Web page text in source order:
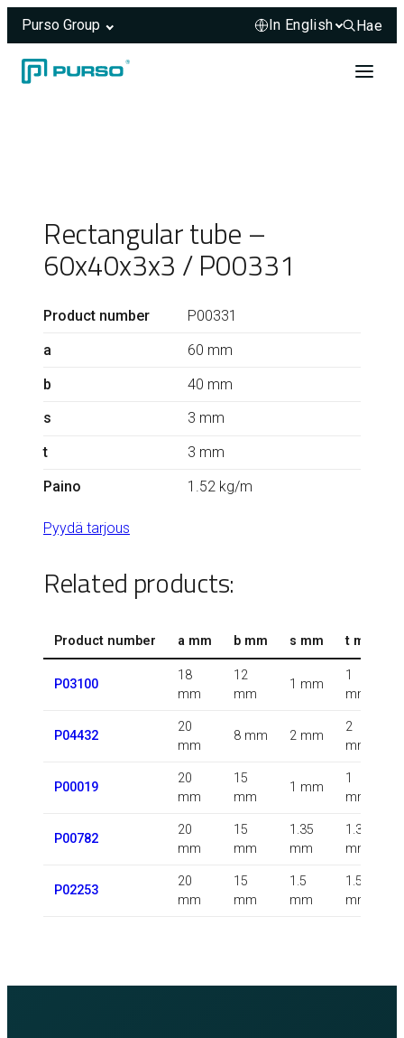
Purso Group
Hae
Hae
Rectangular tube –
60x40x3x3 / P00331
Product number
P00331
a
60 mm
b
40 mm
s
3 mm
t
3 mm
Paino
1.52 kg/m
Pyydä tarjous
Related products:
Product number a mm b mm s mm t mm
P03100
18
mm
12
mm
1 mm
1
mm
P04432
20
mm
8 mm 2 mm
2
mm
P00019
20
mm
15
mm
1 mm
1
mm
P00782
20
mm
15
mm
1.35
mm
1.35
mm
P02253
20
mm
15
mm
1.5
mm
1.5
mm